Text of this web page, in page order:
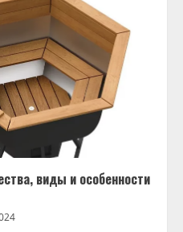
виды и особенности